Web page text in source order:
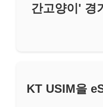
간고양이' 경
KT USIM을